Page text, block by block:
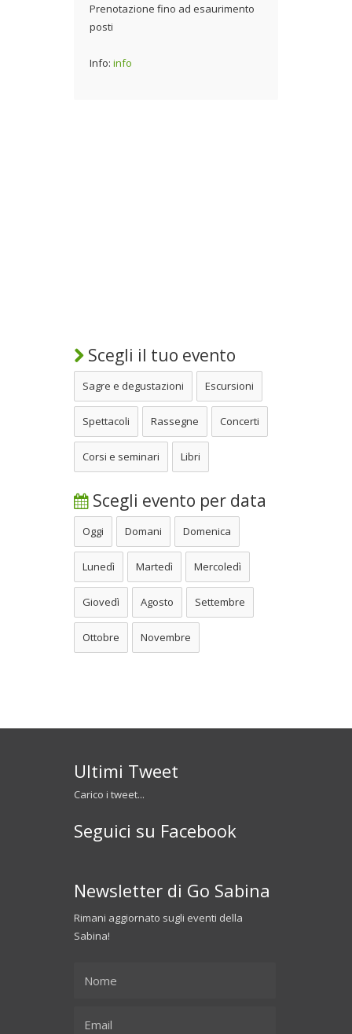
Prenotazione fino ad esaurimento
posti
Info: info
Scegli il tuo evento
Sagre e degustazioni Escursioni
Spettacoli Rassegne Concerti
Corsi e seminari Libri
Scegli evento per data
Oggi Domani Domenica
Lunedì Martedì Mercoledì
Giovedì Agosto Settembre
Ottobre Novembre
Ultimi Tweet
Carico i tweet...
Seguici su Facebook
Newsletter di Go Sabina
Rimani aggiornato sugli eventi della
Sabina!